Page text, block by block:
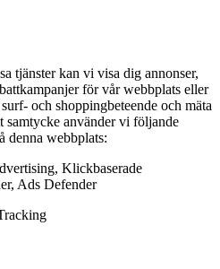
tjänster kan vi visa dig annonser,
för vår webbplats eller
och shoppingbeteende och mäta
samtycke använder vi följande
denna webbplats:
Klickbaserade
Ads Defender